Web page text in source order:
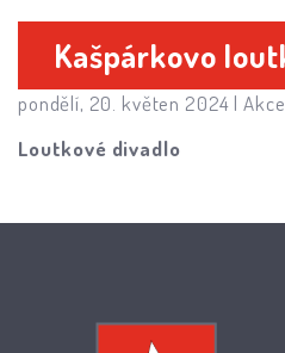
Kašpárkovo
pondělí, 20. květen 2024 |
Loutkové divadlo